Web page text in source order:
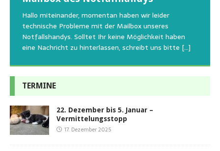
Hallo miteinander, momentan haben wir leider
technische Probleme mit der Mailbox unseres
Notfallshandys. Solltet Ihr keine Möglichkeit haben
eine Nachricht zu hinterlassen, schreibt uns bitte […]
Aus aktuellem Anlass weisen wir darauf hin, dass die
Tierschutzinitiative Haßberge natürlich, wie auch in
den letzten 20 Jahren, immer noch für alle verwaisten
oder[…]
Wir bitten um Verständnis, dass am Tag vom
Sommerfest das Hundehaus zum Schutz unserer Tiere
geschlossen bleibt.Viele unserer Hunde erleben einen
emotionalen Stress bei Begegnung[…]
uns am Besten unterstützen kann. Natürlich ziehen
die gesteigerten Kosten auch uns so richtig in die Knie
und[…]
TERMINE
22. Dezember bis 5. Januar –
Vermittelungsstopp
17. Dezember 2025